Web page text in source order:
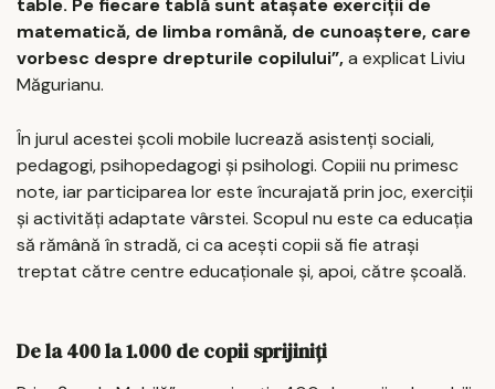
matematică, de limba română, de cunoaștere, care
vorbesc despre drepturile copilului”,a explicat Liviu
Măgurianu.
În jurul acestei școli mobile lucrează asistenți sociali,
pedagogi, psihopedagogi și psihologi. Copiii nu primesc
note, iar participarea lor este încurajată prin joc, exerciții
și activități adaptate vârstei. Scopul nu este ca educația
să rămână în stradă, ci ca acești copii să fie atrași
treptat către centre educaționale și, apoi, către școală.
De la 400 la 1.000 de copii sprijiniți